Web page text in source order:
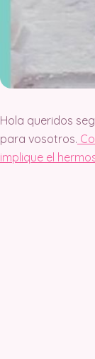
Hola queridos
para vosotros.
implique el